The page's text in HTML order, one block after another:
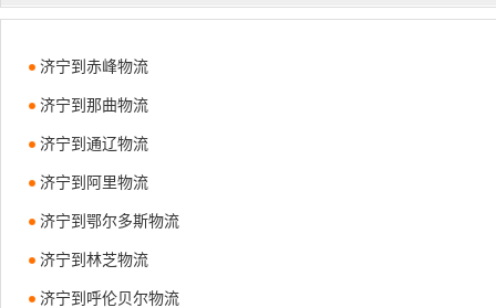
济宁到赤峰物流
济宁到那曲物流
济宁到通辽物流
济宁到阿里物流
济宁到鄂尔多斯物流
济宁到林芝物流
济宁到呼伦贝尔物流